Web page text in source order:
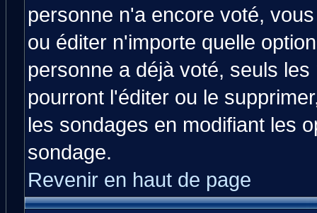
personne n'a encore voté,
ou éditer n'importe quelle
personne a déjà voté, seuls
pourront l'éditer ou le
les sondages en modifiant les
sondage.
Revenir en haut de page